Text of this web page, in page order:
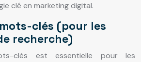
clé en marketing digital.
clés (pour les
recherche)
clés est essentielle pour les